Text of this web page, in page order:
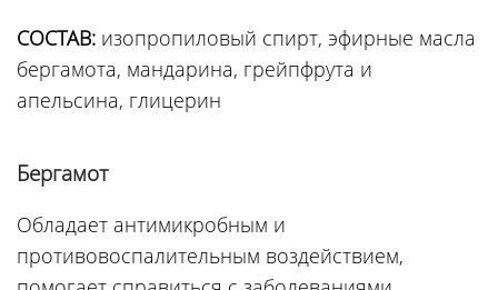
СОСТАВ: изопропиловый спирт, эфирные масла
бергамота, мандарина, грейпфрута и
апельсина, глицерин
Бергамот
Обладает антимикробным и
противовоспалительным воздействием,